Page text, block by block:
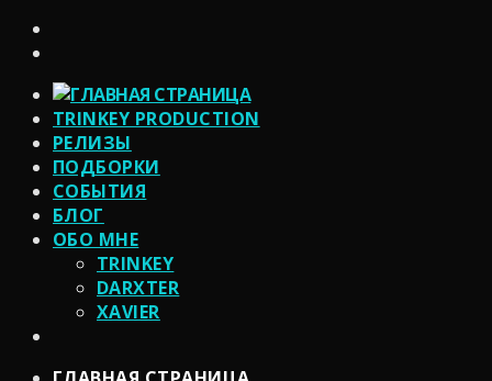
TRINKEY PRODUCTION
РЕЛИЗЫ
ПОДБОРКИ
СОБЫТИЯ
БЛОГ
ОБО МНЕ
TRINKEY
DARXTER
XAVIER